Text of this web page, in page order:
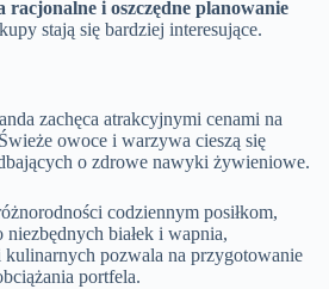
racjonalne i oszczędne planowanie
stają się bardziej interesujące.
zachęca atrakcyjnymi cenami na
owoce i warzywa cieszą się
o zdrowe nawyki żywieniowe.
codziennym posiłkom,
niezbędnych białek i wapnia,
pozwala na przygotowanie
portfela.